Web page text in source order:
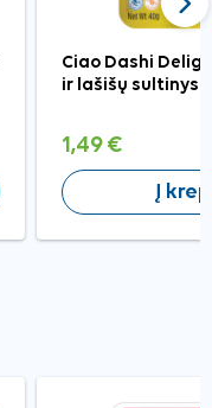
Ciao Dashi
ir lašišų sultinys
1,49 €
Į